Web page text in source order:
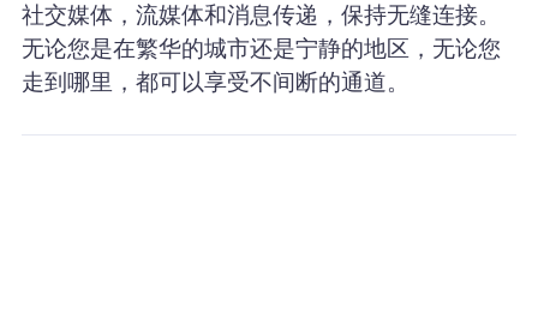
社交媒体，流媒体和消息传递，保持无缝连接。
无论您是在繁华的城市还是宁静的地区，无论您
走到哪里，都可以享受不间断的通道。